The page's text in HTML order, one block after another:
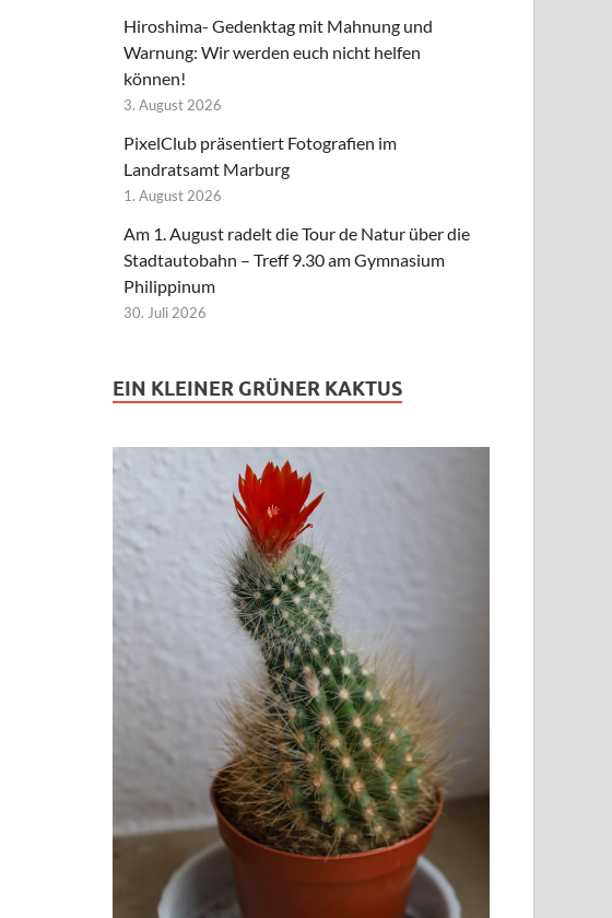
Hiroshima- Gedenktag mit Mahnung und
Warnung: Wir werden euch nicht helfen
können!
3. August 2026
PixelClub präsentiert Fotografien im
Landratsamt Marburg
1. August 2026
Am 1. August radelt die Tour de Natur über die
Stadtautobahn – Treff 9.30 am Gymnasium
Philippinum
30. Juli 2026
EIN KLEINER GRÜNER KAKTUS